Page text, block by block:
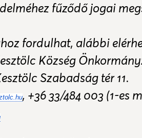
fűződő jogai
fordulhat, alábbi
Község
Szabadság tér 11.
, +36 33/484 003 (1-es